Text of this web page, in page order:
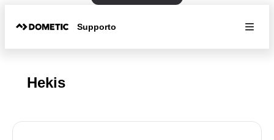
Supporto
Hekis